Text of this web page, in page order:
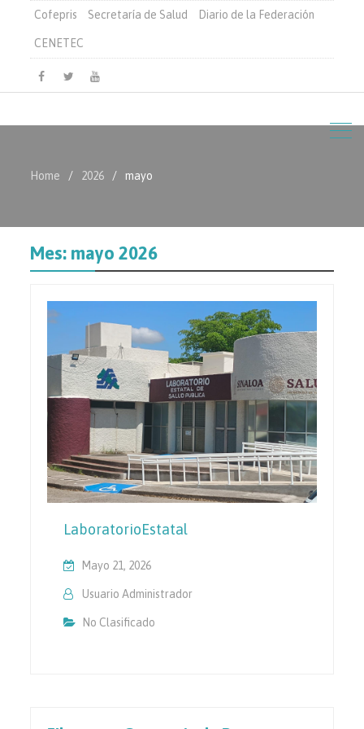
Cofepris Secretaría de Salud Diario de la Federación
CENETEC
Facebook
TwitterYoutube
Home 2026 mayo
Mes: mayo 2026
LaboratorioEstatal
Mayo 21, 2026
Usuario Administrador
No Clasificado